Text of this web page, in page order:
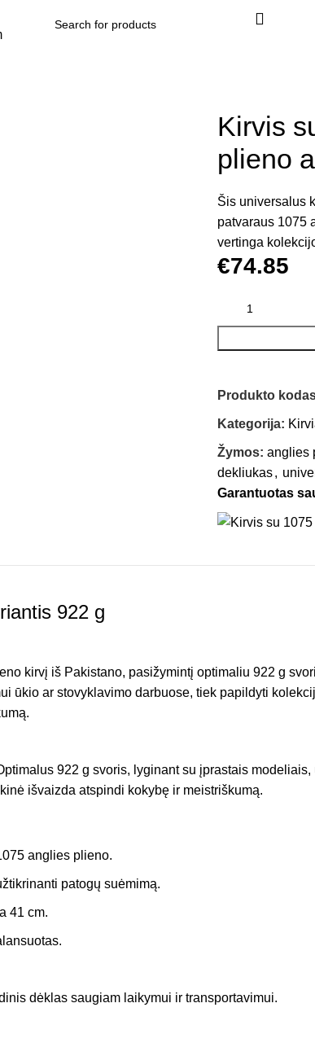
Kirvis
plieno
Šis universalus
patvaraus 1075
vertinga
€74.85
Produkto
Kategorija:
Žymos: anglies
dekliukas,
Garantuotas
922 g
kirvį iš Pakistano, pasižymintį optimaliu 922 g
ūkio ar stovyklavimo darbuose, tiek papildyti
922 g svoris, lyginant su įprastais modeliais,
išvaizda atspindi kokybę ir meistriškumą.
anglies plieno.
patogų suėmimą.
41 cm.
dėklas saugiam laikymui ir transportavimui.